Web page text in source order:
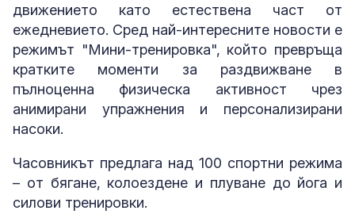
движението като естествена част от
ежедневието. Сред най-интересните новости е
режимът "Мини-тренировка", който превръща
кратките моменти за раздвижване в
пълноценна физическа активност чрез
анимирани упражнения и персонализирани
насоки.
Часовникът предлага над 100 спортни режима
– от бягане, колоездене и плуване до йога и
силови тренировки.